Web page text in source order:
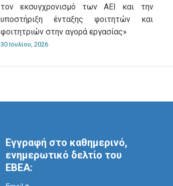
τον εκσυγχρονισμό των ΑΕΙ και την
υποστήριξη ένταξης φοιτητών και
φοιτητριών στην αγορά εργασίας»
30 Ιουλίου, 2026
Εγγραφή στο καθημερινό,
ενημερωτικό δελτίο του
ΕΒΕΑ: